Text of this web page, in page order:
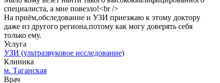
специалиста, а мне повезло!<br />
На приём,обследование и УЗИ приезжаю к этому доктору
даже из другого региона,потому как могу доверять себя
только ему.
Услуга
УЗИ (ультразвуковое исследование)
Клиника
м. Таганская
Врач